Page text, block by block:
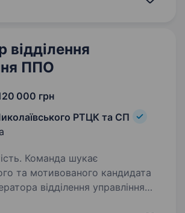
відділення
ППО
000 грн
РТЦК та СП
шукає
та мотивованого кандидата
відділення управління